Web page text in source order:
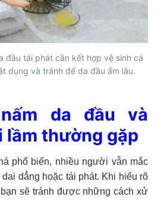
đầu tái phát cần kết hợp vệ sinh cá
dụng và tránh để da đầu ẩm lâu.
da đầu và
lầm thường gặp
phổ biến, nhiều người vẫn mắc
dẳng hoặc tái phát. Khi hiểu rõ
sẽ tránh được những cách xử